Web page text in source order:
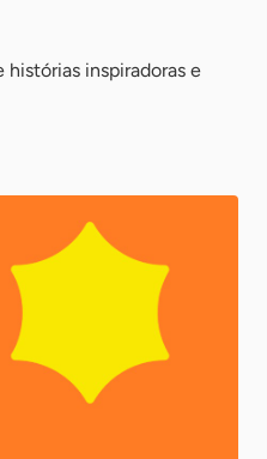
inspiradoras e